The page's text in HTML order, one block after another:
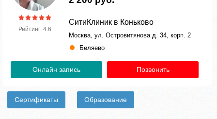
Рейтинг: 4.6
СитиКлиник в Коньково
Москва, ул. Островитянова д. 34, корп. 2
Беляево
Онлайн запись Позвонить
Сертификаты Образование